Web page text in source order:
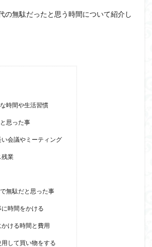
の無駄だったと思う時間について紹介し
時間や生活習慣
思った事
会議やミーティング
残業
無駄だと思った事
時間をかける
かける時間と費用
して買い物をする